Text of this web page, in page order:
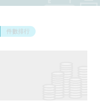
件數排行